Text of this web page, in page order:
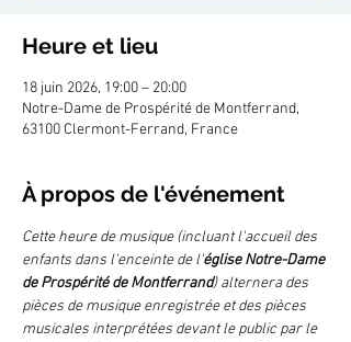
Heure et lieu
18 juin 2026, 19:00 – 20:00
Notre-Dame de Prospérité de Montferrand,
63100 Clermont-Ferrand, France
À propos de l'événement
Cette heure de musique (incluant l'accueil des
enfants dans l'enceinte de l'église Notre-Dame
de Prospérité de Montferrand) alternera des
pièces de musique enregistrée et des pièces
musicales interprétées devant le public par le